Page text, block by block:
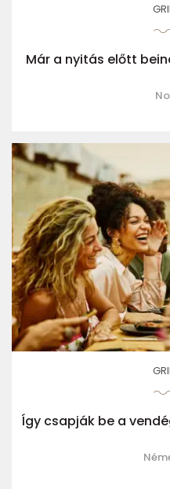
Már a nyitás előtt
Így csapják be a